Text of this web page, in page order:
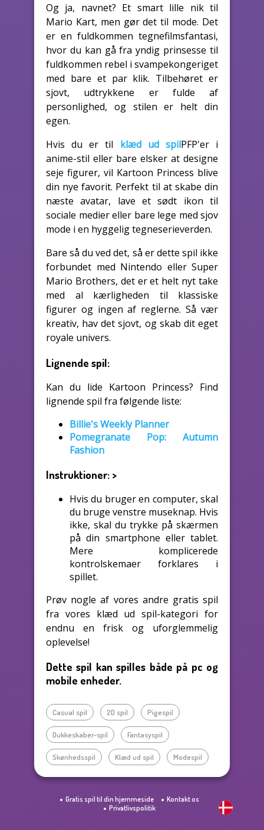
Og ja, navnet? Et smart lille nik til
Mario Kart, men gør det til mode. Det
er en fuldkommen tegnefilmsfantasi,
hvor du kan gå fra yndig prinsesse til
fuldkommen rebel i svampekongeriget
med bare et par klik. Tilbehøret er
sjovt, udtrykkene er fulde af
personlighed, og stilen er helt din
egen.
Hvis du er til klæd ud spilPFP'er i
anime-stil eller bare elsker at designe
seje figurer, vil Kartoon Princess blive
din nye favorit. Perfekt til at skabe din
næste avatar, lave et sødt ikon til
sociale medier eller bare lege med sjov
mode i en hyggelig tegneserieverden.
Bare så du ved det, så er dette spil ikke
forbundet med Nintendo eller Super
Mario Brothers, det er et helt nyt take
med al kærligheden til klassiske
figurer og ingen af reglerne. Så vær
kreativ, hav det sjovt, og skab dit eget
royale univers.
Lignende spil:
Kan du lide Kartoon Princess? Find
lignende spil fra følgende liste:
Billie's Weekly Planner
Pomegranate Pop: Autumn
Fashion
Instruktioner: >
Hvis du bruger en computer, skal
du bruge venstre museknap. Hvis
ikke, skal du trykke på skærmen
på din smartphone eller tablet.
Mere komplicerede
kontrolskemaer forklares i
spillet.
Prøv nogle af vores andre gratis spil
fra vores klæd ud spil-kategori for
endnu en frisk og uforglemmelig
oplevelse!
Dette spil kan spilles både på pc og
mobile enheder.
Casual spil 2D spil Pigespil
Dukkeskaber-spil Fantasyspil
Skønhedsspil Klæd ud spil Modespil
Gratis spil til din hjemmeside
Kontakt os
Privatlivspolitik